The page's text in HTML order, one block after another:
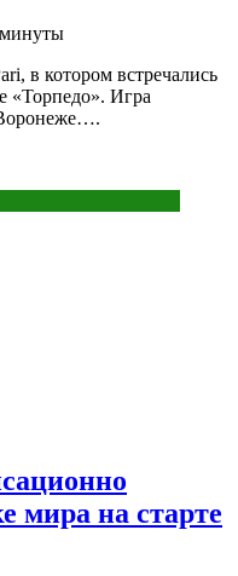
в котором встречались
«Торпедо». Игра
мира на старте